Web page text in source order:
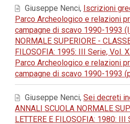
Giuseppe Nenci, Iscrizioni
Parco Archeologico e relazioni
campagne di scavo 1990-1993
NORMALE SUPERIORE -
FILOSOFIA: 1995: III Serie, Vol.
Parco Archeologico e relazioni
campagne di scavo 1990-1993
Giuseppe Nenci, Sei decreti
ANNALI SCUOLA NORMALE
LETTERE E FILOSOFIA: 1980: III